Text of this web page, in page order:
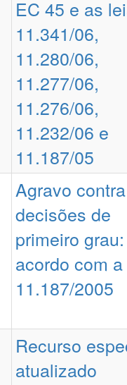
EC 45 e as
11.341/06,
11.280/06,
11.277/06,
11.276/06,
11.232/06 e
11.187/05
Agravo
decisões de
primeiro
acordo com
11.187/2005
Recurso
atualizado